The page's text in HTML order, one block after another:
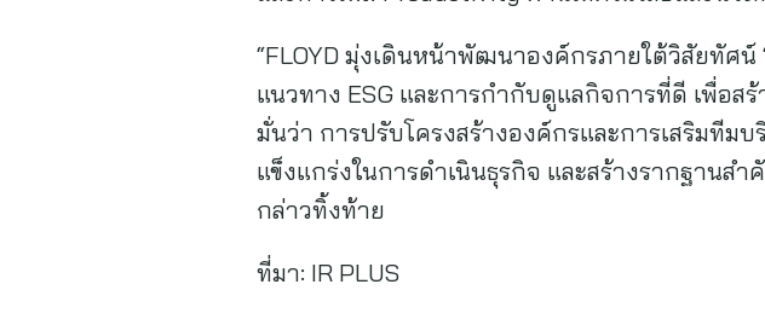
“FLOYD มุ่งเดินหน้าพัฒนาองค์กรภายใต้วิสัยทัศน์
แนวทาง ESG และการกำกับดูแลกิจการที่ดี เพื่อส
มั่นว่า การปรับโครงสร้างองค์กรและการเสริมทีม
แข็งแกร่งในการดำเนินธุรกิจ และสร้างรากฐาน
กล่าวทิ้งท้าย
ที่มา: IR PLUS